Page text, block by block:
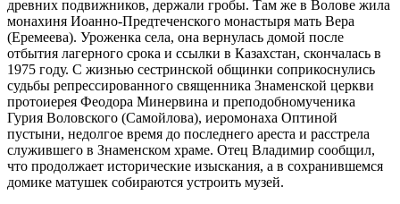
древних подвижников, держали гробы. Там же в Волове жила
монахиня Иоанно-Предтеченского монастыря мать Вера
(Еремеева). Уроженка села, она вернулась домой после
отбытия лагерного срока и ссылки в Казахстан, скончалась в
1975 году. С жизнью сестринской общинки соприкоснулись
судьбы репрессированного священника Знаменской церкви
протоиерея Феодора Минервина и преподобномученика
Гурия Воловского (Самойлова), иеромонаха Оптиной
пустыни, недолгое время до последнего ареста и расстрела
служившего в Знаменском храме. Отец Владимир сообщил,
что продолжает исторические изыскания, а в сохранившемся
домике матушек собираются устроить музей.